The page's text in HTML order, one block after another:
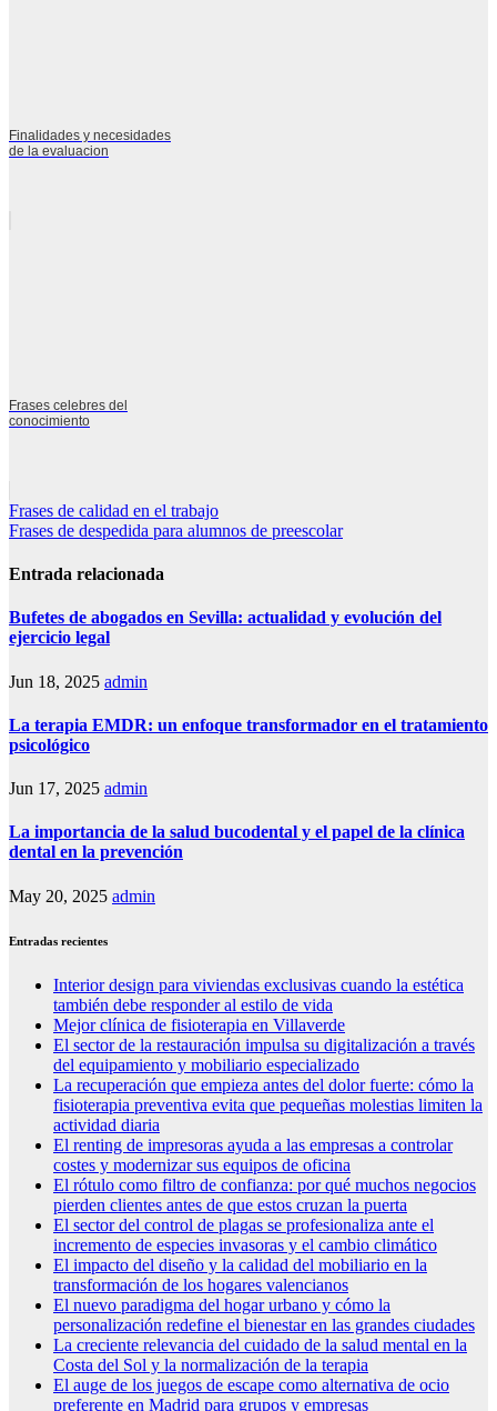
Finalidades y necesidades
de la evaluacion
Frases celebres del
conocimiento
Navegación
de
entradas
Frases de calidad en el trabajo
Frases de despedida para alumnos de preescolar
Entrada relacionada
Bufetes de abogados en Sevilla: actualidad y evolución del
ejercicio legal
Jun 18, 2025 admin
La terapia EMDR: un enfoque transformador en el tratamiento
psicológico
Jun 17, 2025 admin
La importancia de la salud bucodental y el papel de la clínica
dental en la prevención
May 20, 2025 admin
Entradas recientes
Interior design para viviendas exclusivas cuando la estética
también debe responder al estilo de vida
Mejor clínica de fisioterapia en Villaverde
El sector de la restauración impulsa su digitalización a través
del equipamiento y mobiliario especializado
La recuperación que empieza antes del dolor fuerte: cómo la
fisioterapia preventiva evita que pequeñas molestias limiten la
actividad diaria
El renting de impresoras ayuda a las empresas a controlar
costes y modernizar sus equipos de oficina
El rótulo como filtro de confianza: por qué muchos negocios
pierden clientes antes de que estos cruzan la puerta
El sector del control de plagas se profesionaliza ante el
incremento de especies invasoras y el cambio climático
El impacto del diseño y la calidad del mobiliario en la
transformación de los hogares valencianos
El nuevo paradigma del hogar urbano y cómo la
personalización redefine el bienestar en las grandes ciudades
La creciente relevancia del cuidado de la salud mental en la
Costa del Sol y la normalización de la terapia
El auge de los juegos de escape como alternativa de ocio
preferente en Madrid para grupos y empresas